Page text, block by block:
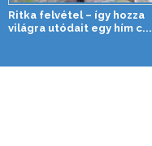
Ritka felvétel – így hozza
világra utódait egy hím c...